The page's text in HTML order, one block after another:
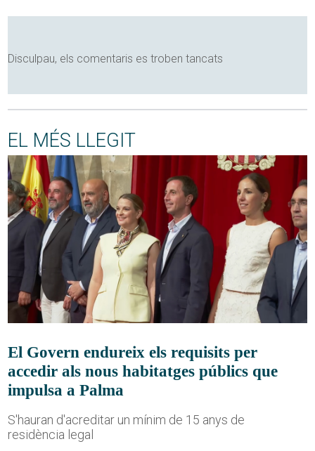
Disculpau, els comentaris es troben tancats
EL MÉS LLEGIT
El Govern endureix els requisits per
accedir als nous habitatges públics que
impulsa a Palma
S'hauran d'acreditar un mínim de 15 anys de
residència legal